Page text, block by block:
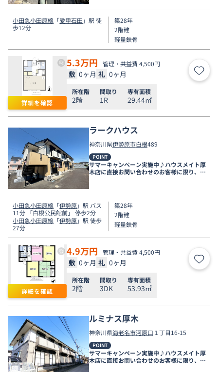
小田急小田原線 「愛甲石田 」駅 徒
歩12分
築28年
2階建
軽量鉄骨
詳細を確認
5.3万円 管理・共益費 4,500円
敷 0ヶ月 礼 0ヶ月 お気
所在階
2階
間取り
1R
専有面積
29.44㎡
ラークハウス
神奈川県伊勢原市白根489
POINT
サマーキャンペーン実施中♪ハウスメイト厚
木店に直接お問い合わせのお客様に限り、９
小田急小田原線 「伊勢原」駅 バス
11分 「白根公民館前」 停歩2分
小田急小田原線 「伊勢原」駅 徒歩
27分
築28年
2階建
軽量鉄骨
詳細を確認
4.9万円 管理・共益費 4,500円
敷 0ヶ月 礼 0ヶ月 お気
所在階
2階
間取り
3DK
専有面積
53.93㎡
ルミナス厚木
神奈川県海老名市河原口 １丁目16-15
POINT
サマーキャンペーン実施中♪ハウスメイト厚
木店に直接お問い合わせのお客様に限り、９
月末まで家賃無料♪